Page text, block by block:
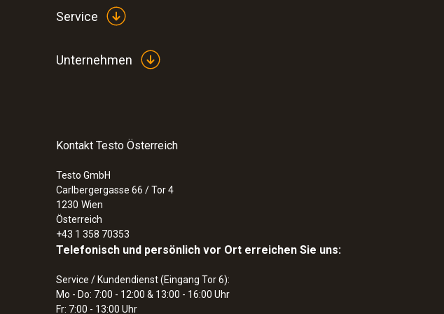
Service
Unternehmen
Kontakt Testo Österreich
Testo GmbH
Carlbergergasse 66 / Tor 4
1230 Wien
Österreich
+43 1 358 70353
Telefonisch und persönlich vor Ort erreichen Sie uns:
Service / Kundendienst (Eingang Tor 6):
Mo - Do: 7:00 - 12:00 & 13:00 - 16:00 Uhr
Fr: 7:00 - 13:00 Uhr